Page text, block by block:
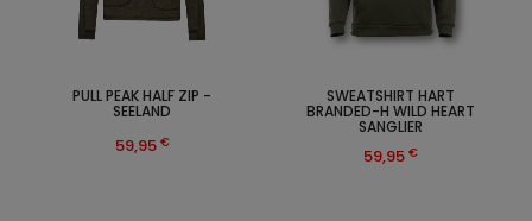
PULL PEAK HALF ZIP -
SEELAND
59,95 €
SWEATSHIRT HART
BRANDED-H WILD HEART
SANGLIER
59,95 €